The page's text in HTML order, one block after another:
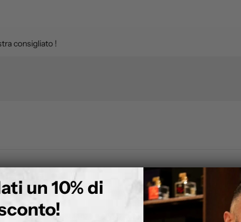
consigliato !
la durata. Consulenza e servizio LOK impeccabile!!!
un 10% di